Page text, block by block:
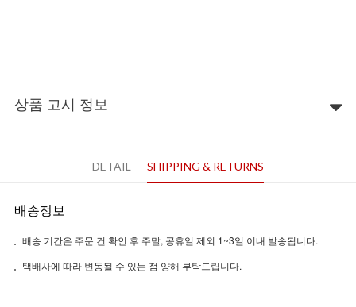
상품 고시 정보
DETAIL SHIPPING & RETURNS
배송정보
배송 기간은 주문 건 확인 후 주말, 공휴일 제외 1~3일 이내 발송됩니다.
택배사에 따라 변동될 수 있는 점 양해 부탁드립니다.